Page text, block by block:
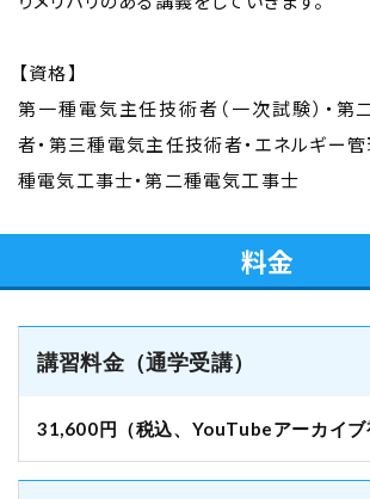
【資格】
第一種電気主任技術者（一次試験）・
者・第三種電気主任技術者・エネルギー管
種電気工事士・第二種電気工事士
料金
講習料金（通学受講）
31,600円（税込、YouTubeアーカイブ